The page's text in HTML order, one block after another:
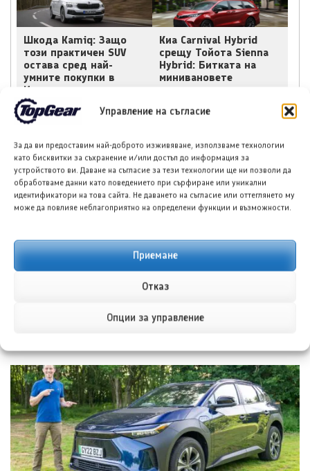
Управление на съгласие
За да ви предоставим най-доброто изживяване, използваме технологии
като бисквитки за съхранение и/или достъп до информация за
устройството ви. Даване на съгласие за тези технологии ще ни позволи да
обработваме данни като поведението при сърфиране или уникални
идентификатори на това сайта. Не даването на съгласие или оттеглянето му
може да повлияе неблагоприятно на определени функции и възможности.
Приемане
Отказ
Опции за управление
Шкода Kamiq: Защо
този практичен SUV
остава сред най-
умните покупки в
Ирландия
Киа Carnival Hybrid
срещу Тойота Sienna
Hybrid: Битката на
минивановете
Линкълн Nautilus
Hybrid възобнови
БИД Янгванг U8L
Premium Edition –
места